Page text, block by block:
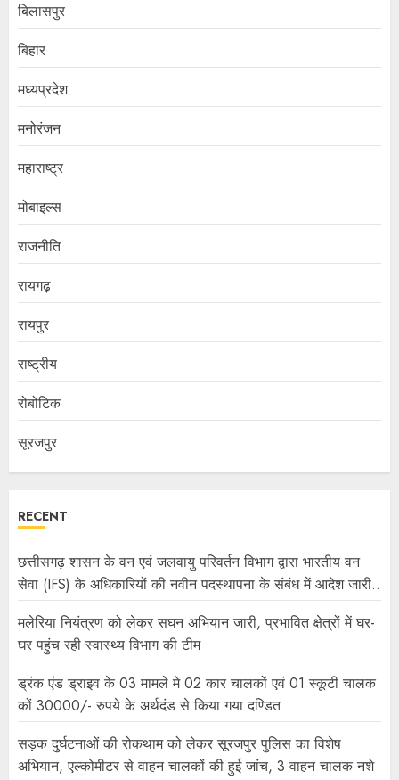
बिलासपुर
बिहार
मध्यप्रदेश
मनोरंजन
महाराष्ट्र
मोबाइल्स
राजनीति
रायगढ़
रायपुर
राष्ट्रीय
रोबोटिक
सूरजपुर
RECENT
छत्तीसगढ़ शासन के वन एवं जलवायु परिवर्तन विभाग द्वारा भारतीय वन
सेवा (IFS) के अधिकारियों की नवीन पदस्थापना के संबंध में आदेश जारी..
मलेरिया नियंत्रण को लेकर सघन अभियान जारी, प्रभावित क्षेत्रों में घर-
घर पहुंच रही स्वास्थ्य विभाग की टीम
ड्रंक एंड ड्राइव के 03 मामले मे 02 कार चालकों एवं 01 स्कूटी चालक
कों 30000/- रुपये के अर्थदंड से किया गया दण्डित
सड़क दुर्घटनाओं की रोकथाम को लेकर सूरजपुर पुलिस का विशेष
अभियान, एल्कोमीटर से वाहन चालकों की हुई जांच, 3 वाहन चालक नशे